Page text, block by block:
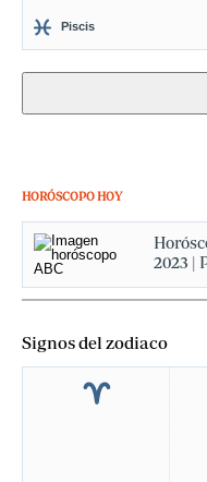
Piscis
HORÓSCOPO HOY
2023 |
Signos del zodiaco